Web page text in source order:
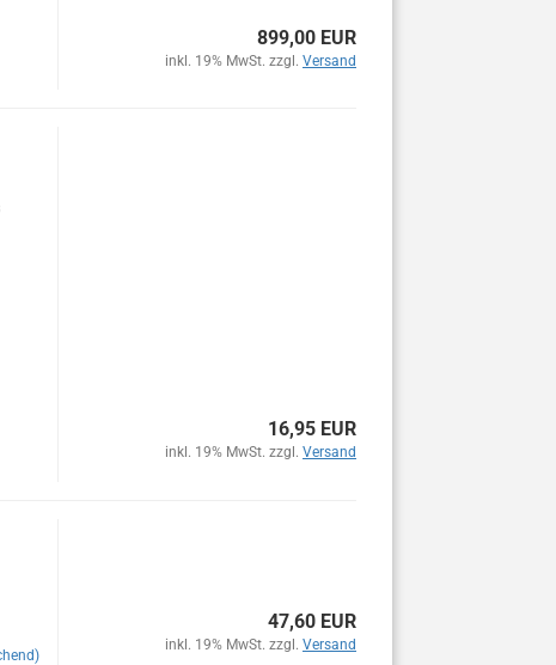
899,00 EUR
inkl. 19% MwSt. zzgl. Versand
16,95 EUR
inkl. 19% MwSt. zzgl. Versand
47,60 EUR
inkl. 19% MwSt. zzgl. Versand